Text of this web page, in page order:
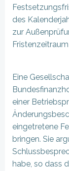
des
zur
Eine
einer
eingetretene
bringen. Sie
habe, so dass